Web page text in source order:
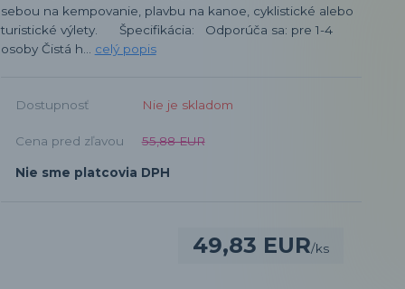
sebou na kempovanie, plavbu na kanoe, cyklistické alebo
turistické výlety. Špecifikácia: Odporúča sa: pre 1-4
osoby Čistá h... celý popis
Dostupnosť Nie je skladom
Cena pred zľavou 55,88 EUR
Nie sme platcovia DPH
49,83 EUR/ks